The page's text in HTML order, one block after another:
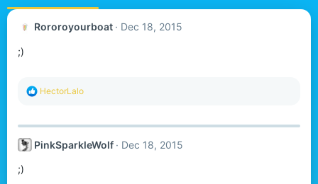
Rororoyourboat Dec 18, 2015
;)
R
c
i
HectorLalo
PinkSparkleWolf Dec 18, 2015
;)